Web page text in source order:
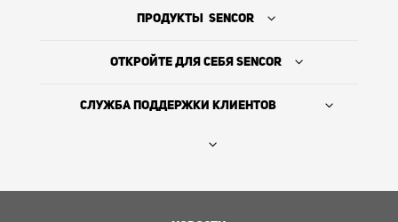
ПРОДУКТЫ SENCOR
ОТКРОЙТЕ ДЛЯ СЕБЯ SENCOR
СЛУЖБА ПОДДЕРЖКИ КЛИЕНТОВ